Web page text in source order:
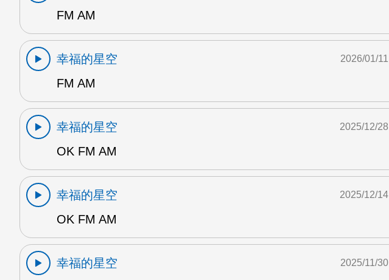
FM AM
幸福的星空
FM AM
2026/01/11
幸福的星空
OK FM AM
2025/12/28
幸福的星空
OK FM AM
2025/12/14
幸福的星空
2025/11/30